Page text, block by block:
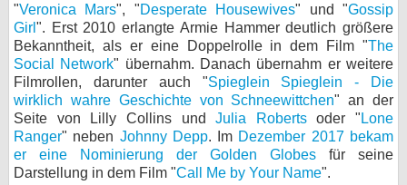
"Veronica Mars", "Desperate Housewives" und "Gossip
Girl ". Erst 2010 erlangte Armie Hammer deutlich größere
Bekanntheit, als er eine Doppelrolle in dem Film "The
Social Network" übernahm. Danach übernahm er weitere
Filmrollen, darunter auch "Spieglein Spieglein - Die
wirklich wahre Geschichte von Schneewittchen" an der
Seite von Lilly Collins undJulia Robertsoder " Lone
Ranger" neben Johnny Depp. Im Dezember 2017 bekam
er eine Nominierung der Golden Globes für seine
Darstellung in dem Film "Call Me by Your Name".
Impressum
Desktop-Ansicht
myFanbase